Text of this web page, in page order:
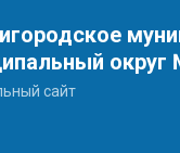
округ
сайт